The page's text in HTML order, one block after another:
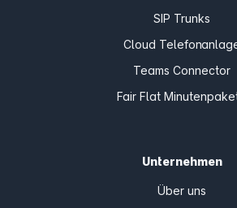
SIP Trunks
Cloud
Teams Connector
Fair Flat
Unternehmen
Über uns